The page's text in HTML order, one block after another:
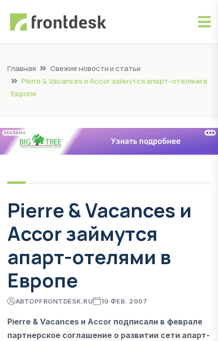
Главная
Свежие новости и статьи
Pierre & Vacances и Accor займутся апарт-отелями в
Европе
РЕКЛАМА
Pierre & Vacances и
Accor займутся
апарт-отелями в
Европе
АВТОРFRONTDESK.RU 10 ФЕВ. 2007
Pierre & Vacances и Accor подписали в феврале
партнерское соглашение о развитии сети апарт-